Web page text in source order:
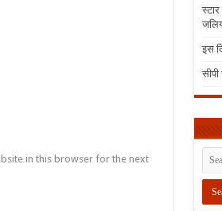
in this browser for the next
इस